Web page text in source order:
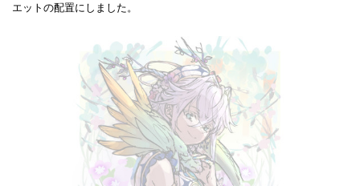
エットの配置にしました。